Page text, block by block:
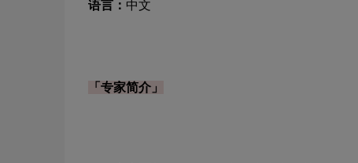
语言： 中文
「专家简介」